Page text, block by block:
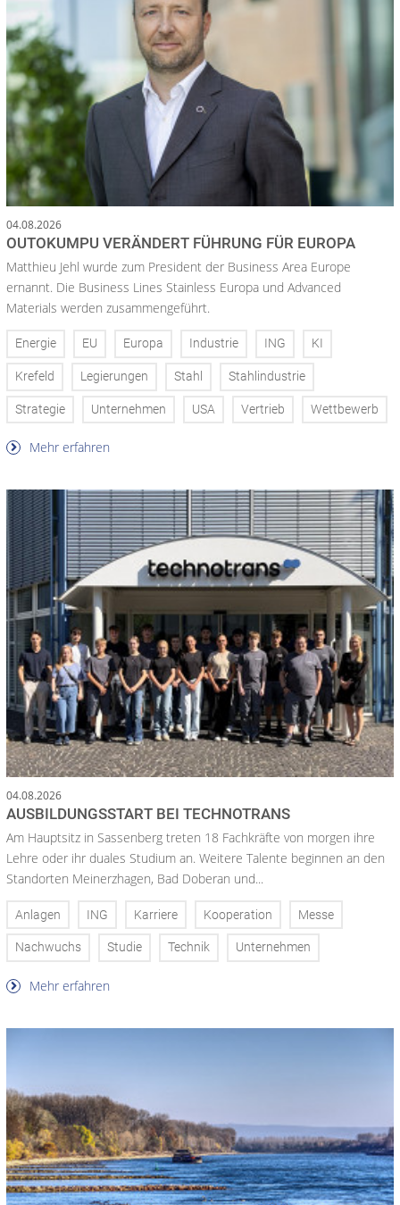
04.08.2026
OUTOKUMPU VERÄNDERT FÜHRUNG FÜR EUROPA
Matthieu Jehl wurde zum President der Business Area Europe
ernannt. Die Business Lines Stainless Europa und Advanced
Materials werden zusammengeführt.
Energie EU Europa Industrie ING KI
Krefeld Legierungen Stahl Stahlindustrie
Strategie Unternehmen USA Vertrieb Wettbewerb
Mehr erfahren
04.08.2026
AUSBILDUNGSSTART BEI TECHNOTRANS
Am Hauptsitz in Sassenberg treten 18 Fachkräfte von morgen ihre
Lehre oder ihr duales Studium an. Weitere Talente beginnen an den
Standorten Meinerzhagen, Bad Doberan und...
Anlagen ING Karriere Kooperation Messe
Nachwuchs Studie Technik Unternehmen
Mehr erfahren